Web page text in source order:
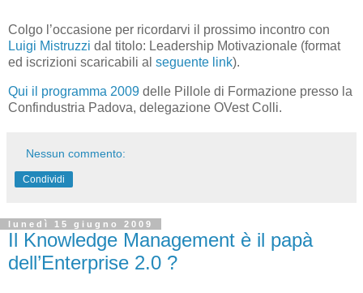
Colgo l’occasione per ricordarvi il prossimo incontro con
Luigi Mistruzzi dal titolo: Leadership Motivazionale (format
ed iscrizioni scaricabili al seguente link).
Qui il programma 2009 delle Pillole di Formazione presso la
Confindustria Padova, delegazione OVest Colli.
Nessun commento:
Condividi
lunedì 15 giugno 2009
Il Knowledge Management è il papà
dell’Enterprise 2.0 ?